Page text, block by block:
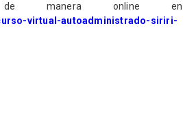
de manera online en
virtual-autoadministrado-siriri-